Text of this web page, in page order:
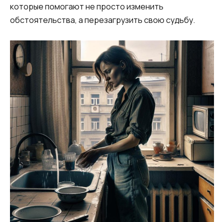
которые помогают не просто изменить
обстоятельства, а перезагрузить свою судьбу.